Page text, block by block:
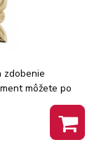
zdobenie
môžete po
tvarovať,
sa dajú